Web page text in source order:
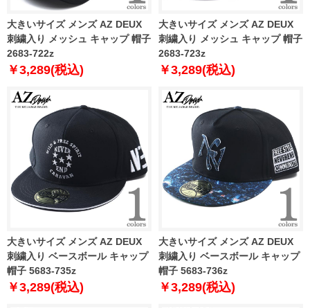
大きいサイズ メンズ AZ DEUX
刺繍入り メッシュ キャップ 帽子
2683-722z
￥3,289(税込)
大きいサイズ メンズ AZ DEUX
刺繍入り メッシュ キャップ 帽子
2683-723z
￥3,289(税込)
大きいサイズ メンズ AZ DEUX
刺繍入り ベースボール キャップ
帽子 5683-735z
￥3,289(税込)
大きいサイズ メンズ AZ DEUX
刺繍入り ベースボール キャップ
帽子 5683-736z
￥3,289(税込)